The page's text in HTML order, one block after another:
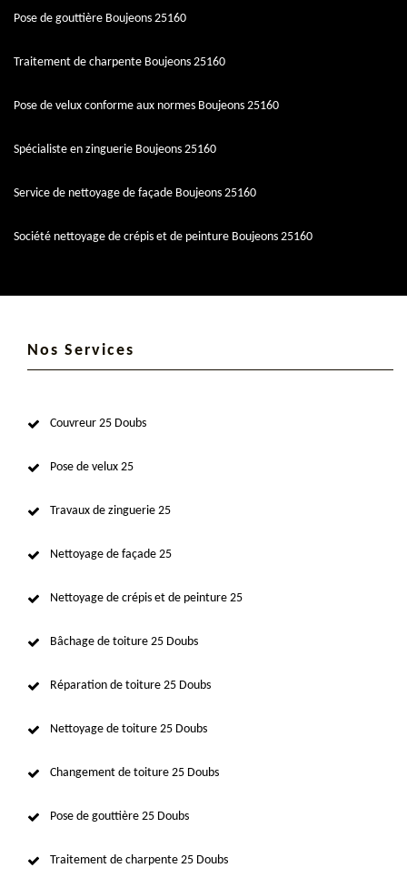
Pose de gouttière Boujeons 25160
Traitement de charpente Boujeons 25160
Pose de velux conforme aux normes Boujeons 25160
Spécialiste en zinguerie Boujeons 25160
Service de nettoyage de façade Boujeons 25160
Société nettoyage de crépis et de peinture Boujeons 25160
Nos Services
Couvreur 25 Doubs
Pose de velux 25
Travaux de zinguerie 25
Nettoyage de façade 25
Nettoyage de crépis et de peinture 25
Bâchage de toiture 25 Doubs
Réparation de toiture 25 Doubs
Nettoyage de toiture 25 Doubs
Changement de toiture 25 Doubs
Pose de gouttière 25 Doubs
Traitement de charpente 25 Doubs